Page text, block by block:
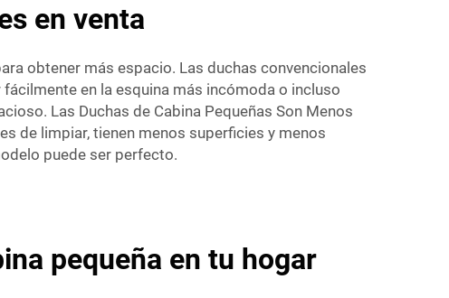
en venta
obtener más espacio. Las duchas convencionales
en la esquina más incómoda o incluso
Las Duchas de Cabina Pequeñas Son Menos
de limpiar, tienen menos superficies y menos
puede ser perfecto.
pequeña en tu hogar